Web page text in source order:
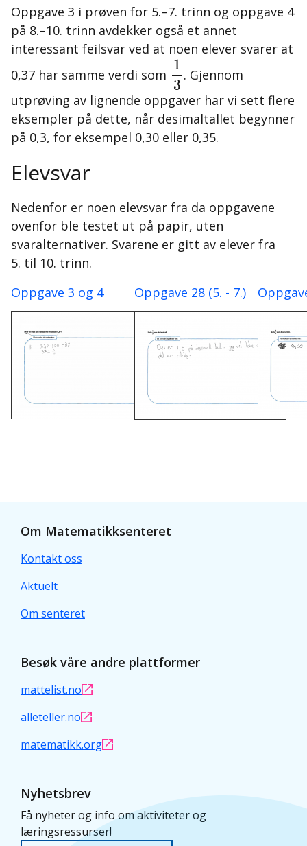
Oppgave 3 i prøven for 5.–7. trinn og oppgave 4
på 8.–10. trinn avdekker også et annet
interessant feilsvar ved at noen elever svarer at
0,37 har samme verdi som
1
3
13
. Gjennom
utprøving av lignende oppgaver har vi sett flere
eksempler på dette, når desimaltallet begynner
på 0,3, for eksempel 0,30 eller 0,35.
Elevsvar
Nedenfor er noen elevsvar fra da oppgavene
ovenfor ble testet ut på papir, uten
svaralternativer. Svarene er gitt av elever fra
5. til 10. trinn.
Oppgave 3 og 4
Oppgave 28 (5. - 7.)
Om Matematikksenteret
Kontakt oss
Aktuelt
Om senteret
Besøk våre andre plattformer
mattelist.no
alleteller.no
matematikk.org
Nyhetsbrev
Få nyheter og info om aktiviteter og
læringsressurser!